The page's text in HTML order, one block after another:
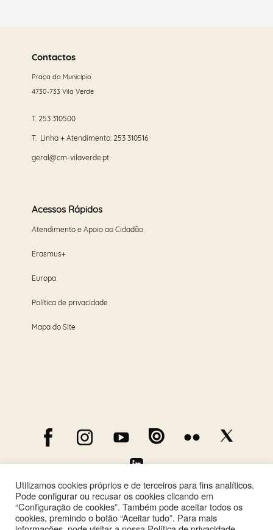
maisContactos
Praça do Município
4730-733 Vila Verde
T. 253 310500
T. Linha + Atendimento: 253 310516
geral@cm-vilaverde.pt
Acessos Rápidos
Atendimento e Apoio ao Cidadão
Erasmus+
Europa
Política de privacidade
Mapa do Site
Utilizamos cookies próprios e de terceiros para fins analíticos.
Pode configurar ou recusar os cookies clicando em
“Configuração de cookies”. Também pode aceitar todos os
cookies, premindo o botão “Aceitar tudo”. Para mais